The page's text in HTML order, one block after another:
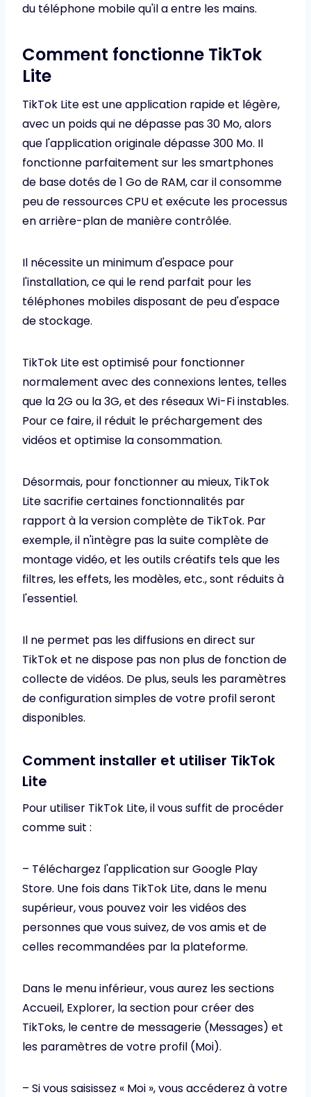
du téléphone mobile qu'il a entre les mains.
Comment fonctionne TikTok
Lite
TikTok Lite est une application rapide et légère,
avec un poids qui ne dépasse pas 30 Mo, alors
que l'application originale dépasse 300 Mo. Il
fonctionne parfaitement sur les smartphones
de base dotés de 1 Go de RAM, car il consomme
peu de ressources CPU et exécute les processus
en arrière-plan de manière contrôlée.
Il nécessite un minimum d'espace pour
l'installation, ce qui le rend parfait pour les
téléphones mobiles disposant de peu d'espace
de stockage.
TikTok Lite est optimisé pour fonctionner
normalement avec des connexions lentes, telles
que la 2G ou la 3G, et des réseaux Wi-Fi instables.
Pour ce faire, il réduit le préchargement des
vidéos et optimise la consommation.
Désormais, pour fonctionner au mieux, TikTok
Lite sacrifie certaines fonctionnalités par
rapport à la version complète de TikTok. Par
exemple, il n'intègre pas la suite complète de
montage vidéo, et les outils créatifs tels que les
filtres, les effets, les modèles, etc., sont réduits à
l'essentiel.
Il ne permet pas les diffusions en direct sur
TikTok et ne dispose pas non plus de fonction de
collecte de vidéos. De plus, seuls les paramètres
de configuration simples de votre profil seront
disponibles.
Comment installer et utiliser TikTok
Lite
Pour utiliser TikTok Lite, il vous suffit de procéder
comme suit :
– Téléchargez l'application sur Google Play
Store. Une fois dans TikTok Lite, dans le menu
supérieur, vous pouvez voir les vidéos des
personnes que vous suivez, de vos amis et de
celles recommandées par la plateforme.
Dans le menu inférieur, vous aurez les sections
Accueil, Explorer, la section pour créer des
TikToks, le centre de messagerie (Messages) et
les paramètres de votre profil (Moi).
– Si vous saisissez « Moi », vous accéderez à votre